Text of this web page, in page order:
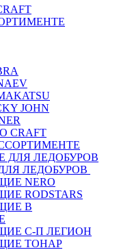
JOHN
CRAFT
ЛЕДОБУРОВ
NERO
RODSTARS
В
С-П ЛЕГИОН
ТОНАР